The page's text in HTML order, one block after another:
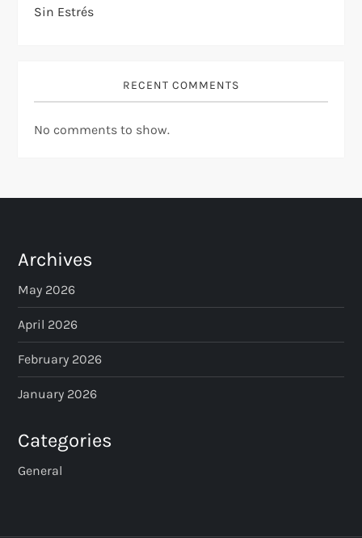
Sin Estrés
RECENT COMMENTS
No comments to show.
Archives
May 2026
April 2026
February 2026
January 2026
Categories
General